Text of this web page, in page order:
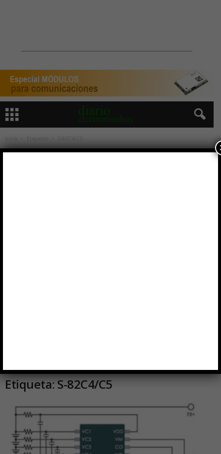
Inicio Etiquetas S-82C4/C5
Etiqueta: S-82C4/C5